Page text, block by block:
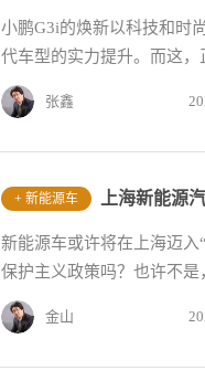
小鹏G3i的焕新以科技和时
代车型的实力提升。而这
张鑫
+ 新能源车 上海新能源
新能源车或许将在上海迈
保护主义政策吗？也许不
金山